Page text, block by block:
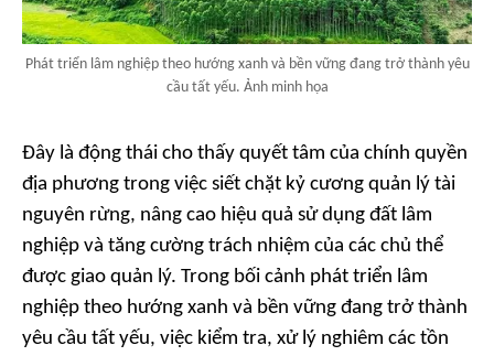
Phát triển lâm nghiệp theo hướng xanh và bền vững đang trở thành yêu
cầu tất yếu. Ảnh minh họa
Đây là động thái cho thấy quyết tâm của chính quyền
địa phương trong việc siết chặt kỷ cương quản lý tài
nguyên rừng, nâng cao hiệu quả sử dụng đất lâm
nghiệp và tăng cường trách nhiệm của các chủ thể
được giao quản lý. Trong bối cảnh phát triển lâm
nghiệp theo hướng xanh và bền vững đang trở thành
yêu cầu tất yếu, việc kiểm tra, xử lý nghiêm các tồn